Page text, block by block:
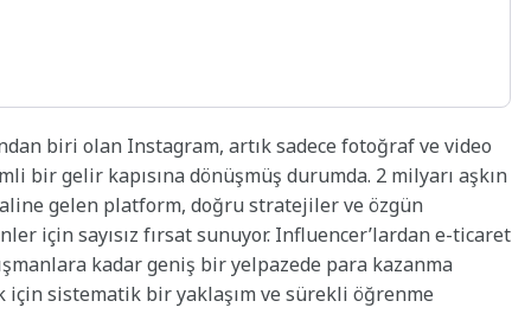
biri olan Instagram, artık sadece fotoğraf ve video
bir gelir kapısına dönüşmüş durumda. 2 milyarı aşkın
gelen platform, doğru stratejiler ve özgün
için sayısız fırsat sunuyor. Influencer’lardan e-ticaret
kadar geniş bir yelpazede para kazanma
için sistematik bir yaklaşım ve sürekli öğrenme